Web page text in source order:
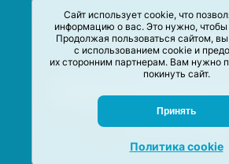
Сайт использует cookie, что
информацию о вас. Это нужно, чтобы
Продолжая пользоваться сайтом,
с использованием cookie и
их сторонним партнерам. Вам нужно
покинуть сайт.
Принять
Политика cookie
систематизации акций и скидок на
Задать вопрос
© M-Social production 2020